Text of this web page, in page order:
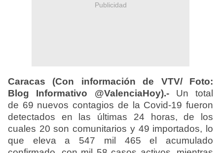
Publicidad
Caracas (Con información de VTV/ Foto:
Blog Informativo @ValenciaHoy).-Un total
de 69 nuevos contagios de la Covid-19 fueron
detectados en las últimas 24 horas, de los
cuales 20 son comunitarios y 49 importados, lo
que eleva a 547 mil 465 el acumulado